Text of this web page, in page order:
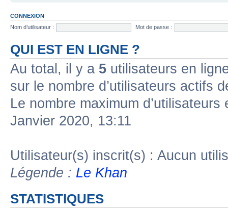
CONNEXION
Nom d’utilisateur :
Mot de passe :
QUI EST EN LIGNE ?
Au total, il y a 5 utilisateurs en
sur le nombre d’utilisateurs actifs
Le nombre maximum
Janvier 2020, 13:11
Utilisateur(s) inscrit(s) : Aucun
Légende : Le Khan
STATISTIQUES